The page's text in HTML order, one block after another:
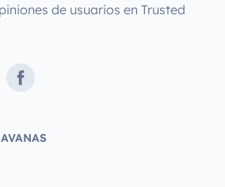
de usuarios en Trusted
Facebook